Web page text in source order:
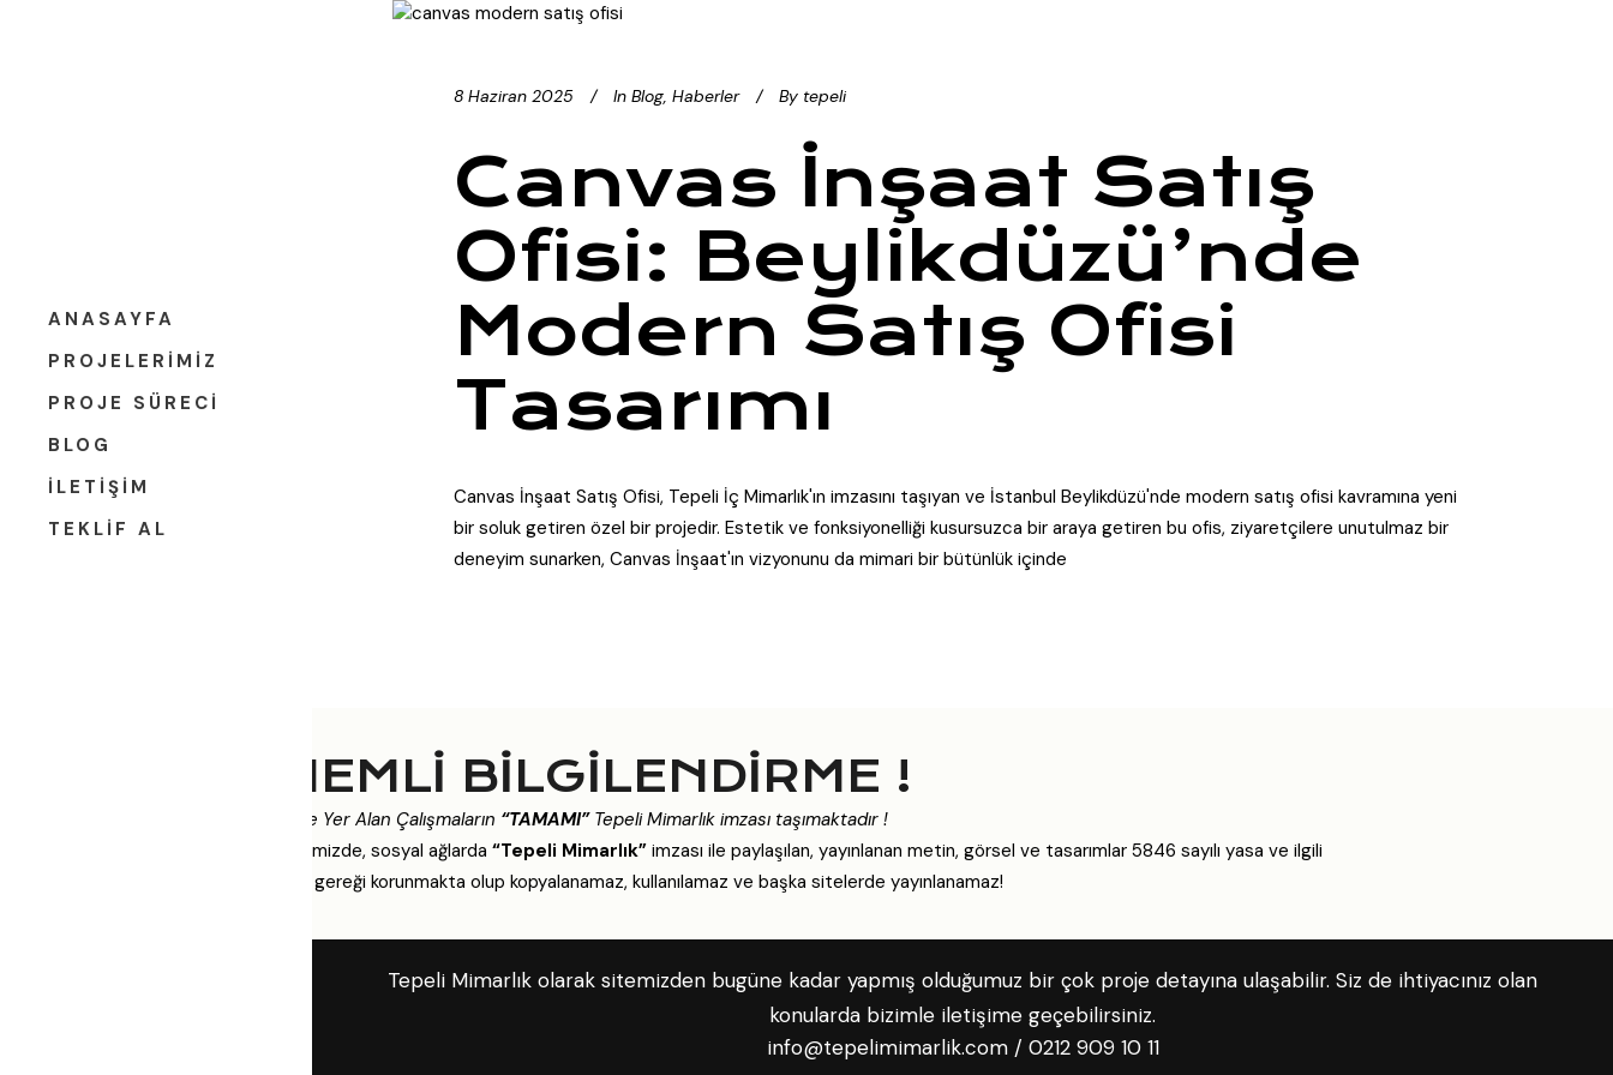
ANASAYFA
PROJELERIMIZ
PROJE SÜRECI
BLOG
İLETIŞIM
TEKLIF AL
8 Haziran 2025 In Blog, Haberler By tepeli
Canvas İnşaat Satış
Ofisi: Beylikdüzü’nde
Modern Satış Ofisi
Tasarımı
Canvas İnşaat Satış Ofisi, Tepeli İç Mimarlık'ın imzasını taşıyan ve İstanbul Beylikdüzü'nde modern satış ofisi kavramına yeni
bir soluk getiren özel bir projedir. Estetik ve fonksiyonelliği kusursuzca bir araya getiren bu ofis, ziyaretçilere unutulmaz bir
deneyim sunarken, Canvas İnşaat'ın vizyonunu da mimari bir bütünlük içinde
ÖNEMLİ BİLGİLENDİRME !
Sitemizde Yer Alan Çalışmaların “TAMAMI”Tepeli Mimarlık imzası taşımaktadır !
Web sitemizde, sosyal ağlarda “Tepeli Mimarlık” imzası ile paylaşılan, yayınlanan metin, görsel ve tasarımlar 5846 sayılı yasa ve ilgili
mevzuat gereği korunmakta olup kopyalanamaz, kullanılamaz ve başka sitelerde yayınlanamaz!
Tepeli Mimarlık olarak sitemizden bugüne kadar yapmış olduğumuz bir çok proje detayına ulaşabilir. Siz de ihtiyacınız olan
konularda bizimle iletişime geçebilirsiniz.
info@tepelimimarlik.com/ 0212 909 10 11